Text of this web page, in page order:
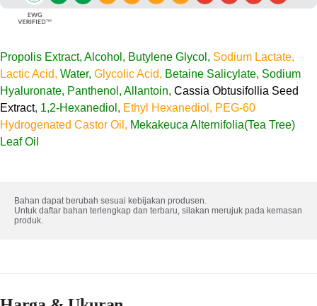
Propolis Extract, Alcohol, Butylene Glycol, Sodium Lactate,
Lactic Acid, Water, Glycolic Acid, Betaine Salicylate, Sodium
Hyaluronate, Panthenol, Allantoin, Cassia Obtusifollia Seed
Extract, 1,2-Hexanediol, Ethyl Hexanediol, PEG-60
Hydrogenated Castor Oil, Mekakeuca Alternifolia(Tea Tree)
Leaf Oil
Bahan dapat berubah sesuai kebijakan produsen.
Untuk daftar bahan terlengkap dan terbaru, silakan merujuk pada kemasan
produk.